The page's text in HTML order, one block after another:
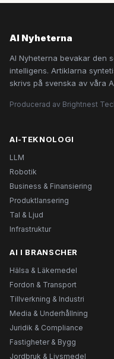
AI Nyheterna
AI Nyheterna bevakar den
intelligens. Artiklarna
skrivs på svenska av våra
Producerad av Brightnest
AI-TEKNOLOGI
LLM
Robotik
Business & Finansiering
Produktlansering
Tal & Ljud
Infrastruktur
AI I BRANSCHER
Hälsa & Läkemedel
Fordon & Transport
Tillverkning & Industri
Media & Underhållning
Juridik & Compliance
Fastigheter & Bygg
Jordbruk & Livsmedel